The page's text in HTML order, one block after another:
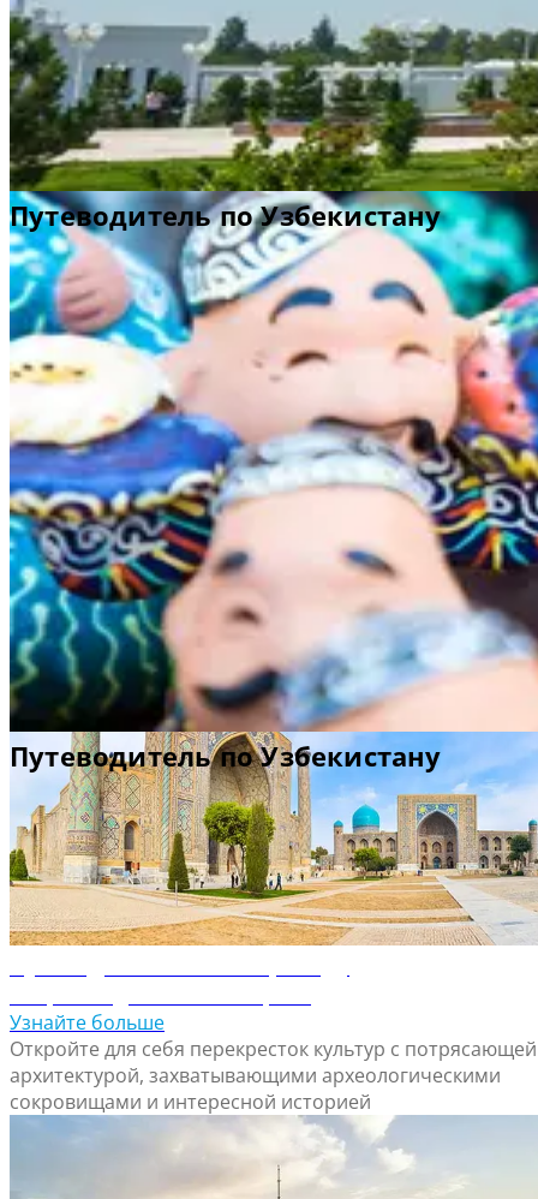
Путеводитель по Узбекистану
Узбекистан ― это главные ворота в Азию и самобытная
где современные достижения бок о бок соседствуют с
классической архитектурой. Здесь побывало множество
исследователей, географов и даже завоевателей и
Бухара
Шахрисабзи Самарканд― памятники всемирного
наследия ЮНЕСКО, которые могут многое рассказать о том,
прошлое Узбекистана сформировало его настоящее. Столица
страныТашкентпоражает обилием прекрасных мечетей,
минаретов, медресе, парков, фонтанов и музеев. Приезжайте
древнюю Бухару, расположенную на Великом шелковом
торговом пути. Здесь вы увидите более 140
достопримечательностей, таких как
цитадель Арк,мавзолей
Саманидови др. Посетите эту прекрасную страну вместе с
близкими или друзьями, и вы получите незабываемые
впечатления.
Узнайте больше
Откройте для себя перекресток культур с потрясающей
архитектурой, захватывающими археологическими
сокровищами и интересной историей